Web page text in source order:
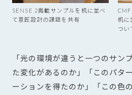
SENSE 2掲載サンプルを机に並べ
て意匠設計の課題を共有
机に
つい
「光の環境が違うと一つのサン
た変化があるのか」「このパタ
ーションを得たのか」「この色